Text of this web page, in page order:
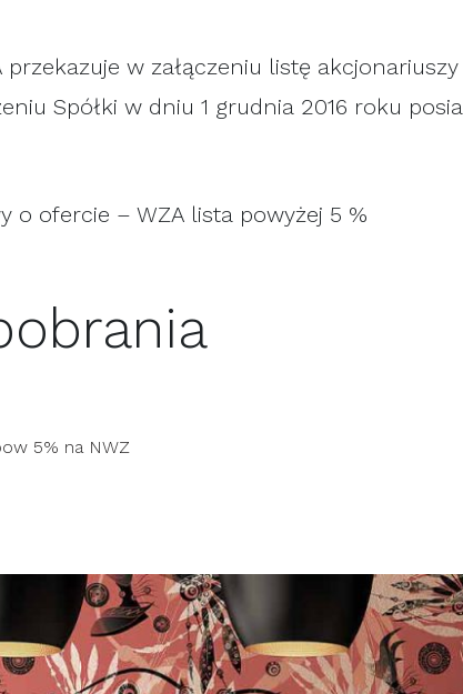
przekazuje w załączeniu listę
Spółki w dniu 1 grudnia 2016 roku
o ofercie – WZA lista powyżej 5 %
5% na NWZ